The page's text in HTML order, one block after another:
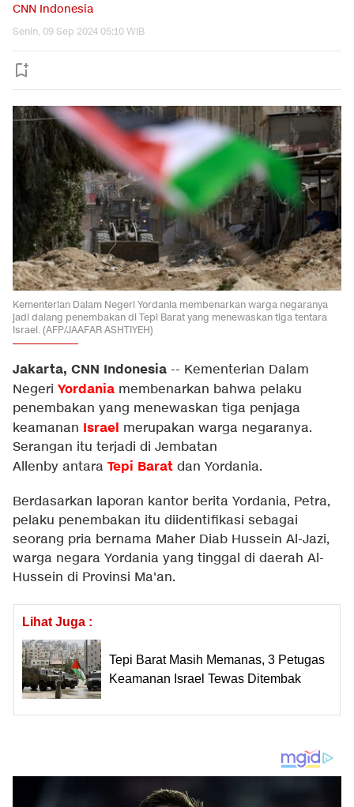
CNN Indonesia
Senin, 09 Sep 2024 05:10 WIB
Kementerian Dalam Negeri Yordania membenarkan warga negaranya
jadi dalang penembakan di Tepi Barat yang menewaskan tiga tentara
Israel. (AFP/JAAFAR ASHTIYEH)
Jakarta, CNN Indonesia -- Kementerian Dalam
Negeri Yordania membenarkan bahwa pelaku
penembakan yang menewaskan tiga penjaga
keamanan Israel merupakan warga negaranya.
Serangan itu terjadi di Jembatan
Allenby antara Tepi Barat dan Yordania.
Berdasarkan laporan kantor berita Yordania, Petra,
pelaku penembakan itu diidentifikasi sebagai
seorang pria bernama Maher Diab Hussein Al-Jazi,
warga negara Yordania yang tinggal di daerah Al-
Hussein di Provinsi Ma'an.
Lihat Juga :
Tepi Barat Masih Memanas, 3 Petugas
Keamanan Israel Tewas Ditembak